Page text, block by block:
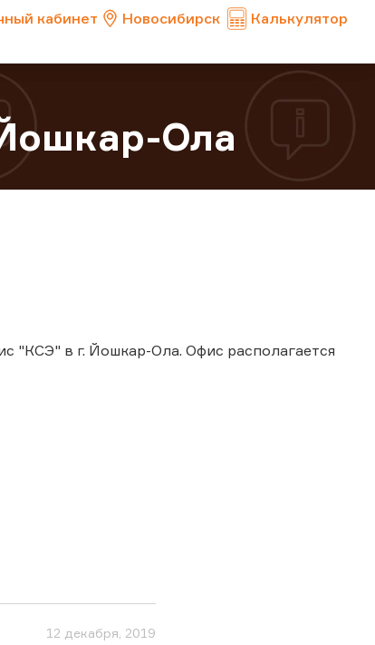
кабинет Новосибирск Калькулятор
Ола
"КСЭ" в г. Йошкар-Ола. Офис располагается
12 декабря, 2019